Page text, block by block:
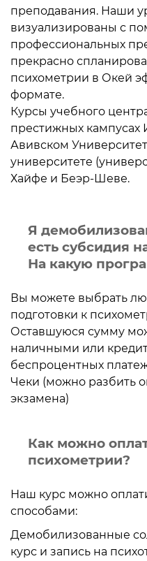
преподавания. Наши
визуализированы с
профессиональных
прекрасно
психометрии в Окей
формате.
Курсы учебного
престижных кампусах
Авивском
университете
Хайфе и Беэр-Шеве.
Я
есть субсидия
На какую
Вы можете выбрать
подготовки к
Оставшуюся сумму
наличными или
беспроцентных
Чеки (можно разбить
экзамена)
Как можно
психометрии?
Наш курс можно
способами:
Демобилизованные
курс и запись на